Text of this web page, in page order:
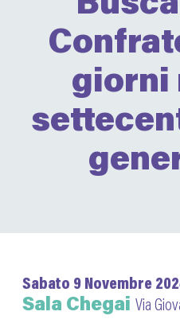
giorni
Sabato 9 Novembre
Sala Chegai Via